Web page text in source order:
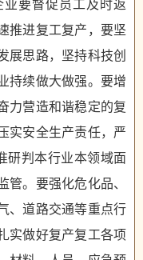
要督促员工及时返
推进复工复产，要坚
展思路，坚持科技创
持续做大做强。要增
力营造和谐稳定的复
实安全生产责任，严
研判本行业本领域面
管。要强化危化品、
、道路交通等重点行
实做好复产复工各项